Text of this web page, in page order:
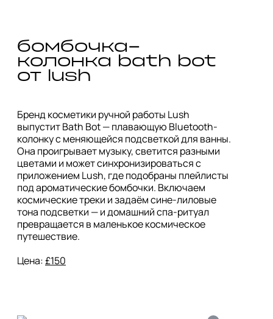
бомбочка-
колонка bath bot
Бренд косметики ручной работы Lush
выпустит Bath Bot — плавающую Bluetooth-
колонку с меняющейся подсветкой для ванны.
Она проигрывает музыку, светится разными
цветами и может синхронизироваться с
приложением Lush, где подобраны плейлисты
под ароматические бомбочки. Включаем
космические треки и задаём сине-лиловые
тона подсветки — и домашний спа-ритуал
превращается в маленькое космическое
путешествие.
Цена: £150